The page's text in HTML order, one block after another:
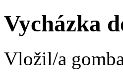
Vycházka
Vložil/a